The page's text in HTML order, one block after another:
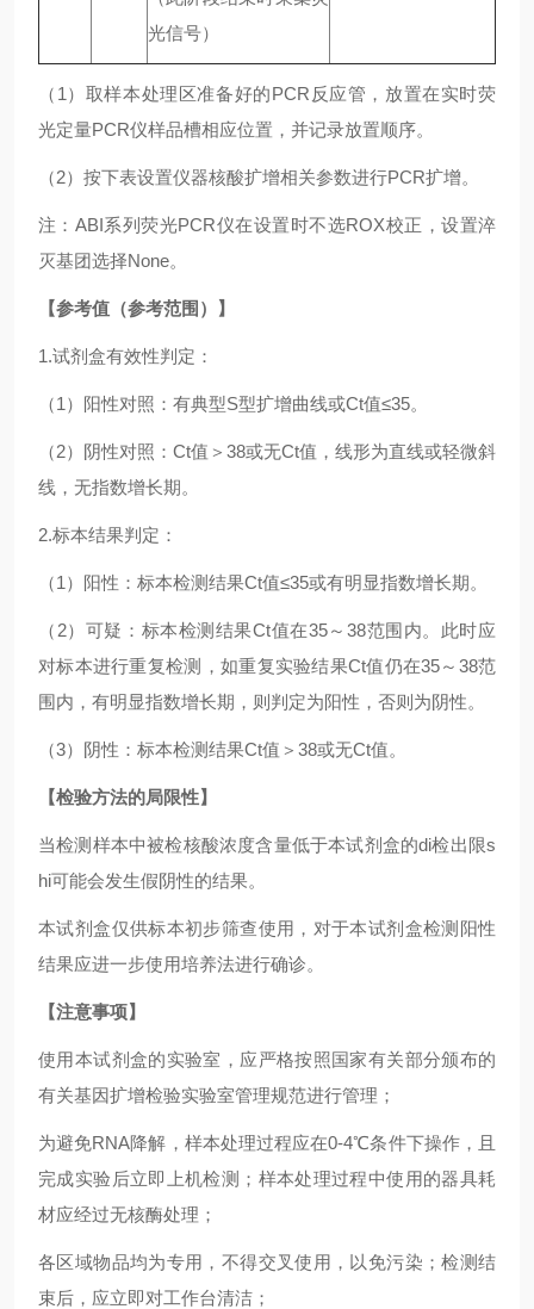
光信号）
（1）取样本处理区准备好的PCR反应管，放置在实时荧
光定量PCR仪样品槽相应位置，并记录放置顺序。
（2）按下表设置仪器核酸扩增相关参数进行PCR扩增。
注：ABI系列荧光PCR仪在设置时不选ROX校正，设置淬
灭基团选择None。
【参考值（参考范围）】
1.试剂盒有效性判定：
（1）阳性对照：有典型S型扩增曲线或Ct值≤35。
（2）阴性对照：Ct值＞38或无Ct值，线形为直线或轻微斜
线，无指数增长期。
2.标本结果判定：
（1）阳性：标本检测结果Ct值≤35或有明显指数增长期。
（2）可疑：标本检测结果Ct值在35～38范围内。此时应
对标本进行重复检测，如重复实验结果Ct值仍在35～38范
围内，有明显指数增长期，则判定为阳性，否则为阴性。
（3）阴性：标本检测结果Ct值＞38或无Ct值。
【检验方法的局限性】
当检测样本中被检核酸浓度含量低于本试剂盒的di检出限s
hi可能会发生假阴性的结果。
本试剂盒仅供标本初步筛查使用，对于本试剂盒检测阳性
结果应进一步使用培养法进行确诊。
【注意事项】
使用本试剂盒的实验室，应严格按照国家有关部分颁布的
有关基因扩增检验实验室管理规范进行管理；
为避免RNA降解，样本处理过程应在0-4℃条件下操作，且
完成实验后立即上机检测；样本处理过程中使用的器具耗
材应经过无核酶处理；
各区域物品均为专用，不得交叉使用，以免污染；检测结
束后，应立即对工作台清洁；